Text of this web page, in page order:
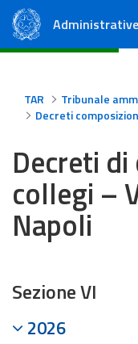
TAR
Decreti
collegi –
Napoli
Sezione VI
2026